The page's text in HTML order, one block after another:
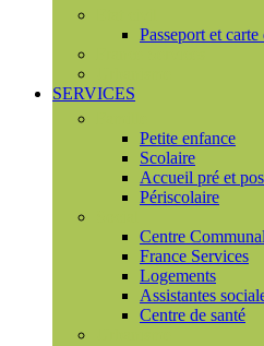
Passeport et
SERVICES
Petite enfance
Scolaire
Accueil pré et
Périscolaire
Centre
France Services
Logements
Assistantes
Centre de santé